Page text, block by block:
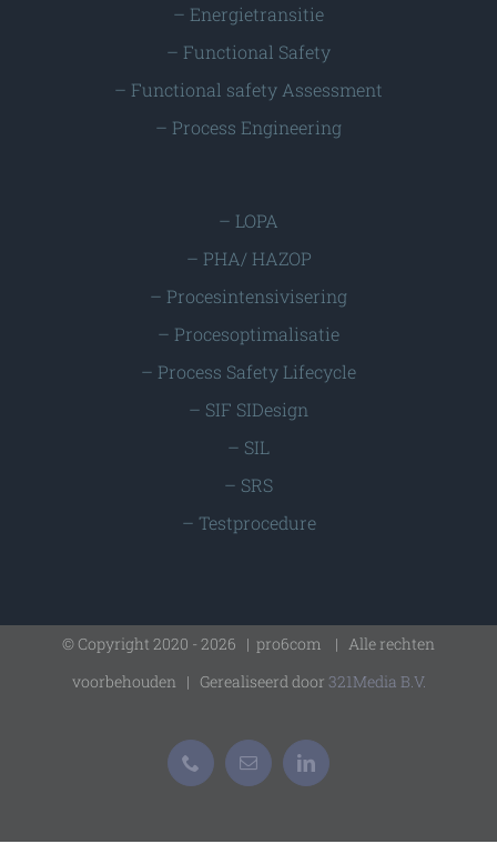
– Energietransitie
– Functional Safety
– Functional safety Assessment
– Process Engineering
– LOPA
– PHA/ HAZOP
– Procesintensivisering
– Procesoptimalisatie
– Process Safety Lifecycle
– SIF SIDesign
– SIL
– SRS
– Testprocedure
© Copyright 2020 - 2026 | pro6com
| Alle rechten
voorbehouden | Gerealiseerd door 321Media B.V.
Phone
E-
mail
LinkedIn